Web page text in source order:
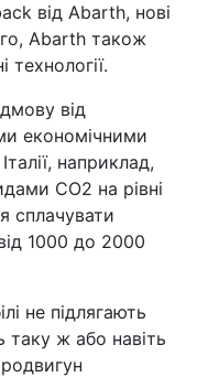
від Abarth, нові
Abarth також
технології.
від
економічними
наприклад,
CO2 на рівні
сплачувати
1000 до 2000
не підлягають
ж або навіть